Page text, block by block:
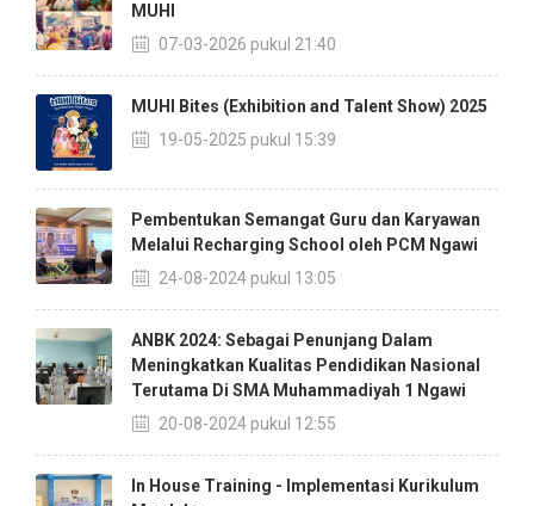
MUHI
07-03-2026 pukul 21:40
MUHI Bites (Exhibition and Talent Show) 2025
19-05-2025 pukul 15:39
Pembentukan Semangat Guru dan Karyawan
Melalui Recharging School oleh PCM Ngawi
24-08-2024 pukul 13:05
ANBK 2024: Sebagai Penunjang Dalam
Meningkatkan Kualitas Pendidikan Nasional
Terutama Di SMA Muhammadiyah 1 Ngawi
20-08-2024 pukul 12:55
In House Training - Implementasi Kurikulum